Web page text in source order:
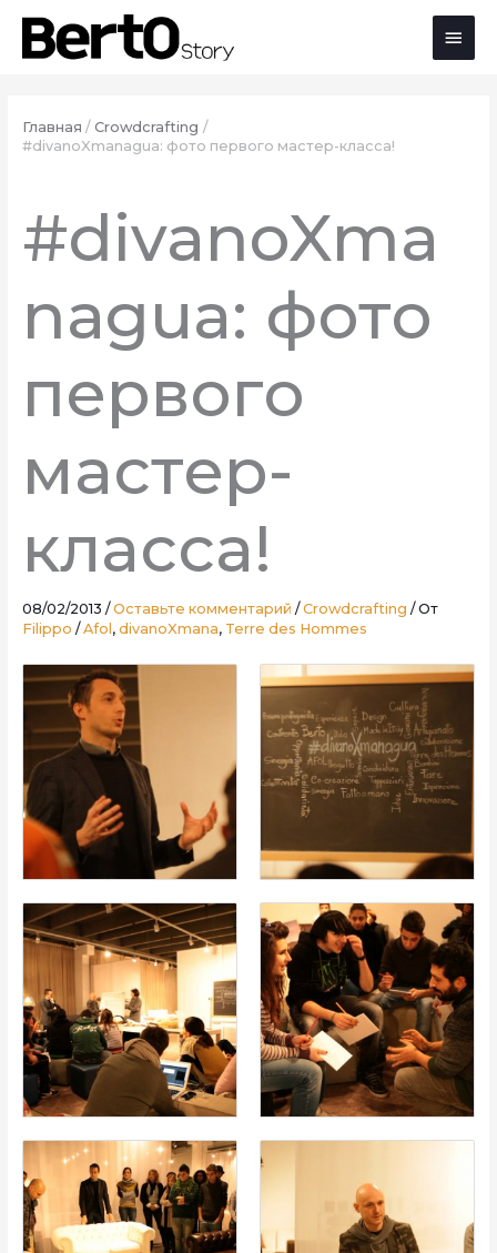
содержимому
навигации
содержимому
Главная
Crowdcrafting
#divanoXmanagua: фото первого мастер-класса!
#divanoXma
nagua: фото
первого
мастер-
класса!
08/02/2013 /Оставьте комментарий /Crowdcrafting / От
Filippo /Afol, divanoXmana, Terre des Hommes